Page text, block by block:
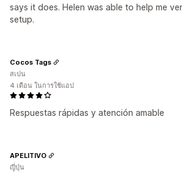
says it does. Helen was able to help me
setup.
Respuestas rápidas y atención amable
Cocos Tags
สเปน
4 เดือน ในการใช้แอป
APELITIVO
ญี่ปุ่น